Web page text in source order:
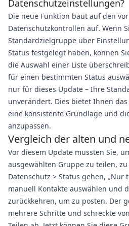
Datenschutzeinstellungen?
Die neue Funktion baut auf den
Datenschutzkontrollen auf. Wenn
Standardzielgruppe über
Status festgelegt haben, können
die Auswahl einer Liste
für einen bestimmten Status
nur für dieses Update – Ihre
unverändert. Dies bietet Ihnen
eine konsistente Grundlage und
anzupassen.
Vergleich der alten und
Vor diesem Update mussten Sie,
ausgewählten Gruppe zu teilen,
Datenschutz > Status gehen,
manuell Kontakte auswählen und
zurückkehren, um zu posten. Der
mehrere Schritte und schreckte